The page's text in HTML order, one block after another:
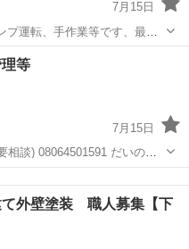
7月15日
運転、手作業等です、最初
等
7月15日
相談) 08064501591 だいのま
て外壁塗装 職人募集【下